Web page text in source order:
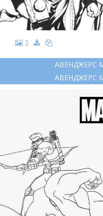
2
АВЕНДЖЕРС
АВЕНДЖЕРС